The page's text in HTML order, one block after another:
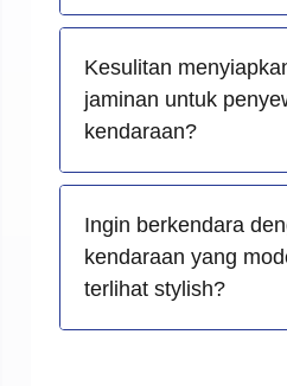
Kesulitan
jaminan untuk
kendaraan?
Ingin berkendara
kendaraan yang
terlihat stylish?